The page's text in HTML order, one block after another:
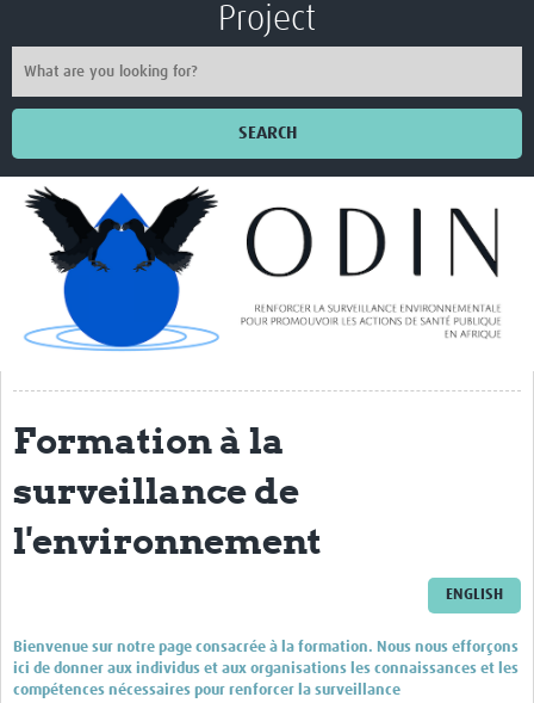
Project
SEARCH
Home
About ODIN
PI Spotlight
ODIN Consortium
THL
NORCE
UNIKIN
Formation à la
surveillance de
l'environnement
ENGLISH
Bienvenue sur notre page consacrée à la formation. Nous nous efforçons
ici de donner aux individus et aux organisations les connaissances et les
compétences nécessaires pour renforcer la surveillance